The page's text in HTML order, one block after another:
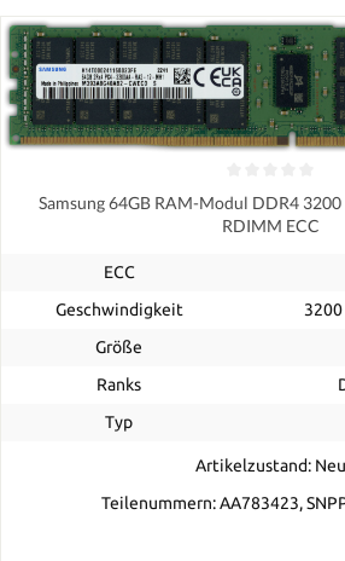
Samsung 64GB RAM-Modul DDR4
RDIMM ECC
ECC
Geschwindigkeit
3200
Größe
Ranks
Typ
Artikelzustand: Neu
Teilenummern: AA783423,